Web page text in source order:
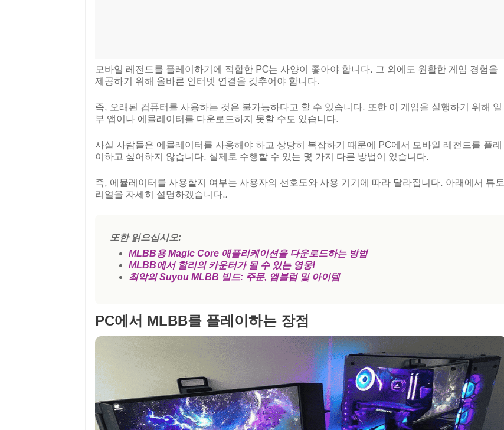
모바일 레전드를 플레이하기에 적합한 PC는 사양이 좋아야 합니다. 그 외에도 원활한 게임 경험을
제공하기 위해 올바른 인터넷 연결을 갖추어야 합니다.
즉, 오래된 컴퓨터를 사용하는 것은 불가능하다고 할 수 있습니다. 또한 이 게임을 실행하기 위해 일
부 앱이나 에뮬레이터를 다운로드하지 못할 수도 있습니다.
사실 사람들은 에뮬레이터를 사용해야 하고 상당히 복잡하기 때문에 PC에서 모바일 레전드를 플레
이하고 싶어하지 않습니다. 실제로 수행할 수 있는 몇 가지 다른 방법이 있습니다.
즉, 에뮬레이터를 사용할지 여부는 사용자의 선호도와 사용 기기에 따라 달라집니다. 아래에서 튜토
리얼을 자세히 설명하겠습니다..
또한 읽으십시오:
MLBB용 Magic Core 애플리케이션을 다운로드하는 방법
MLBB에서 할리의 카운터가 될 수 있는 영웅!
최악의 Suyou MLBB 빌드: 주문, 엠블럼 및 아이템
PC에서 MLBB를 플레이하는 장점